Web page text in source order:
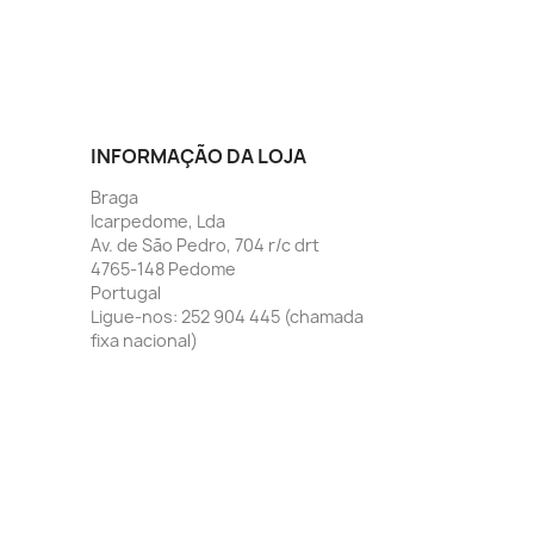
INFORMAÇÃO DA LOJA
Braga
Icarpedome, Lda
Av. de São Pedro, 704 r/c drt
4765-148 Pedome
Portugal
Ligue-nos: 252 904 445 (chamada
fixa nacional)